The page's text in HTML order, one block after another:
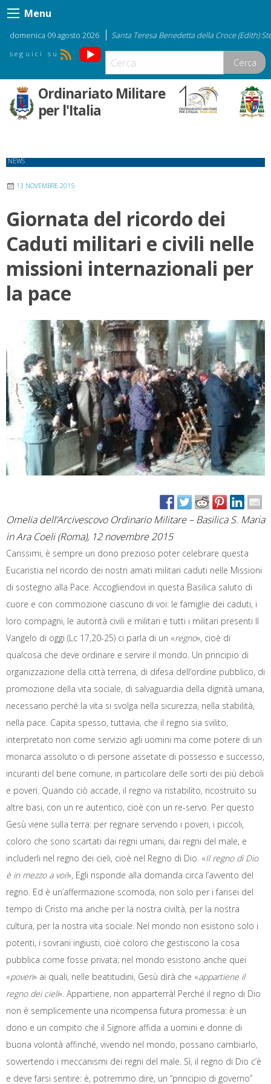
Skip
to
content
Menu
domenica 09 agosto 2026 Santa Teresa Benedetta della Croce (Edith)
RSS
YouTube
Cerca
Ordinariato Militare
per l'Italia
NEWS
13 NOVEMBRE 2015
Giornata del ricordo dei
Caduti militari e civili nelle
missioni internazionali per
la pace
Omelia dell’Arcivescovo Ordinario Militare – Basilica S. Maria
in Ara Coeli (Roma), 12 novembre 2015
Carissimi, è sempre un dono prezioso poter celebrare questa
Eucaristia nel ricordo dei nostri amati militari caduti nelle Missioni
di sostegno alla Pace. Accogliendovi in questa Basilica saluto di
cuore e con commozione ciascuno di voi: le famiglie dei caduti, i
loro compagni, le autorità civili e militari e tutti i militari presenti Il
Vangelo di oggi (Lc 17,20-25) ci parla di un «regno», cioè di
qualcosa che deve ordinare e servire il mondo. Un principio di
organizzazione della città terrena, di difesa dell’ordine pubblico, di
promozione della vita sociale, di salvaguardia della dignità umana,
necessario perché la vita si svolga nella sicurezza, nella stabilità,
nella pace. Capita spesso, tuttavia, che il regno sia svilito,
interpretato non come servizio agli uomini ma come potere di un
monarca assoluto o di persone assetate di possesso e successo,
incuranti del bene comune, in particolare delle sorti dei più deboli
e poveri. Quando ciò accade, il regno va ristabilito, ricostruito su
altre basi, con un re autentico, cioè con un re-servo. Per questo
Gesù viene sulla terra: per regnare servendo i poveri, i piccoli,
coloro che sono scartati dai regni umani, dai regni del male, e
includerli nel regno dei cieli, cioè nel Regno di Dio. «Il regno di Dio
è in mezzo a voi!», Egli risponde alla domanda circa l’avvento del
regno. Ed è un’affermazione scomoda, non solo per i farisei del
tempo di Cristo ma anche per la nostra civiltà, per la nostra
cultura, per la nostra vita sociale. Nel mondo non esistono solo i
potenti, i sovrani ingiusti, cioè coloro che gestiscono la cosa
pubblica come fosse privata; nel mondo esistono anche quei
«poveri» ai quali, nelle beatitudini, Gesù dirà che «appartiene il
regno dei cieli». Appartiene, non apparterrà! Perché il regno di Dio
non è semplicemente una ricompensa futura promessa: è un
dono e un compito che il Signore affida a uomini e donne di
buona volontà affinché, vivendo nel mondo, possano cambiarlo,
sovvertendo i meccanismi dei regni del male. Sì, il regno di Dio c’è
e deve farsi sentire: è, potremmo dire, un “principio di governo”